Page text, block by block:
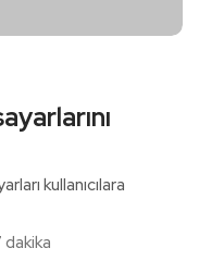
kullanıcılara